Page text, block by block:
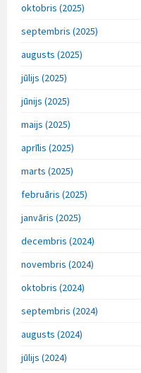
oktobris (2025)
septembris (2025)
augusts (2025)
jūlijs (2025)
jūnijs (2025)
maijs (2025)
aprīlis (2025)
marts (2025)
februāris (2025)
janvāris (2025)
decembris (2024)
novembris (2024)
oktobris (2024)
septembris (2024)
augusts (2024)
jūlijs (2024)